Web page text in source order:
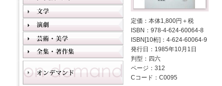
定価：本体1,800円＋税
ISBN：978-4-624-60064-8
ISBN[10桁]：4-624-60064-9
発行日：1985年10月1日
判型：四六
ページ：312
Cコード：C0095